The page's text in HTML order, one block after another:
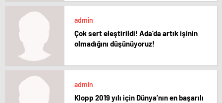
admin
Çok sert eleştirildi! Ada’da artık işinin
olmadığını düşünüyoruz!
admin
Klopp 2019 yılı için Dünya’nın en başarılı